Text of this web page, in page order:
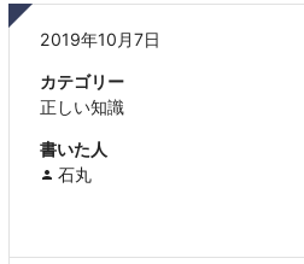
2019年10月7日
カテゴリー
正しい知識
書いた人
石丸